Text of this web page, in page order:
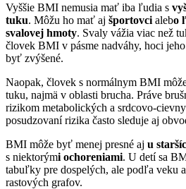
Vyššie BMI nemusia mať iba ľudia s
tuku. Môžu ho mať aj športovci alebo
svalovej hmoty. Svaly vážia viac než
človek BMI v pásme nadváhy, hoci
byť zvýšené.
Naopak, človek s normálnym BMI
tuku, najmä v oblasti brucha. Práve
rizikom metabolických a srdcovo-
posudzovaní rizika často sleduje aj
BMI môže byť menej presné aj u
s niektorými ochoreniami. U detí sa
tabuľky pre dospelých, ale podľa veku
rastových grafov.